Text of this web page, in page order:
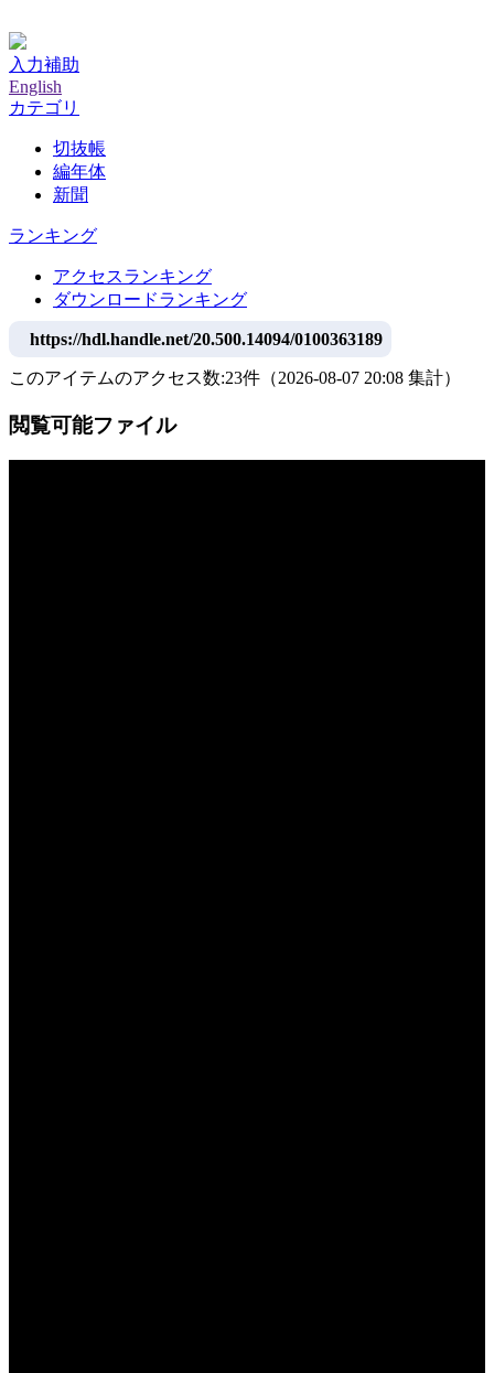
入力補助
English
カテゴリ
切抜帳
編年体
新聞
ランキング
アクセスランキング
ダウンロードランキング
https://hdl.handle.net/20.500.14094/0100363189
このアイテムのアクセス数:23件 （2026-08-07 20:08 集計）
閲覧可能ファイル